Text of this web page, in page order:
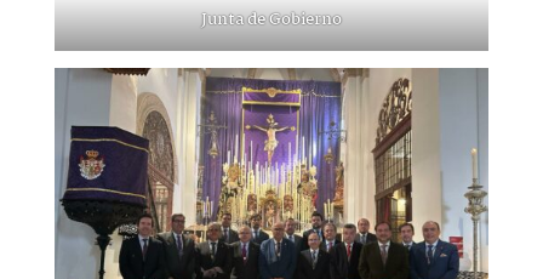
Junta de Gobierno